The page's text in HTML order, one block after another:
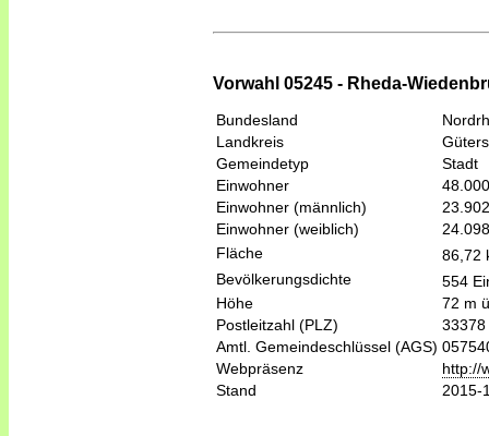
Vorwahl 05245 - Rheda-
Bundesland
Landkreis
Gemeindetyp
Stadt
Einwohner
48.000
Einwohner (männlich)
23.902
Einwohner (weiblich)
24.098
Fläche
86,72
Bevölkerungsdichte
554
Höhe
72 m
Postleitzahl (PLZ)
33378
Amtl. Gemeindeschlüssel (AGS)
Webpräsenz
http://
Stand
2015-